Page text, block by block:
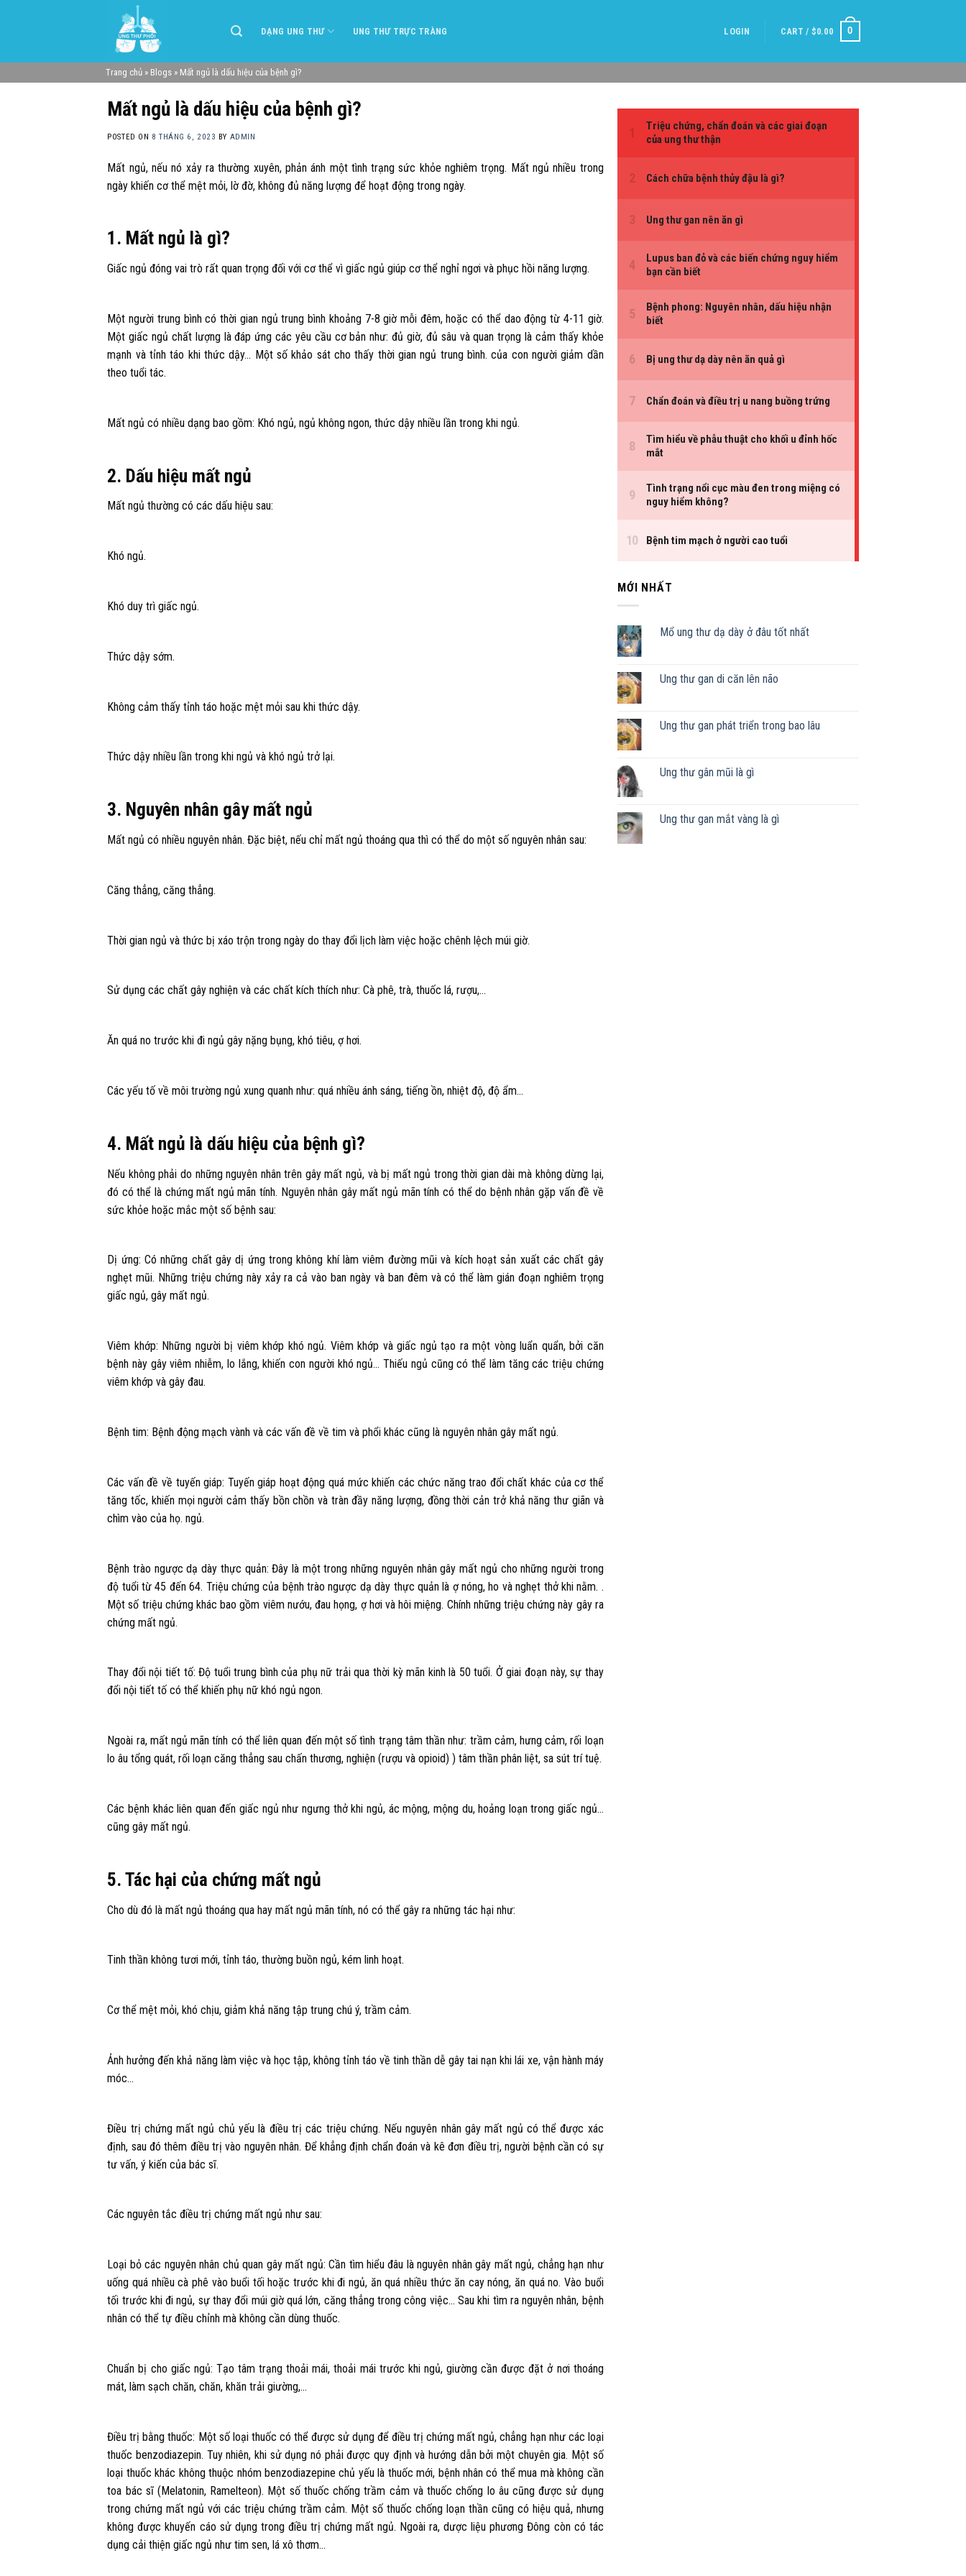
DẠNG UNG THƯ UNG THƯ TRỰC TRÀNG LOGIN CART / $0.00 0
Trang chủ » Blogs » Mất ngủ là dấu hiệu của bệnh gì?
Mất ngủ là dấu hiệu của bệnh gì?
POSTED ON 8 THÁNG 6, 2023 BY ADMIN
Mất ngủ, nếu nó xảy ra thường xuyên, phản ánh một tình trạng sức khỏe nghiêm trọng. Mất ngủ nhiều trong
ngày khiến cơ thể mệt mỏi, lờ đờ, không đủ năng lượng để hoạt động trong ngày.
1. Mất ngủ là gì?
Giấc ngủ đóng vai trò rất quan trọng đối với cơ thể vì giấc ngủ giúp cơ thể nghỉ ngơi và phục hồi năng lượng.
Một người trung bình có thời gian ngủ trung bình khoảng 7-8 giờ mỗi đêm, hoặc có thể dao động từ 4-11 giờ.
Một giấc ngủ chất lượng là đáp ứng các yêu cầu cơ bản như: đủ giờ, đủ sâu và quan trọng là cảm thấy khỏe
mạnh và tỉnh táo khi thức dậy… Một số khảo sát cho thấy thời gian ngủ trung bình. của con người giảm dần
theo tuổi tác.
Mất ngủ có nhiều dạng bao gồm: Khó ngủ, ngủ không ngon, thức dậy nhiều lần trong khi ngủ.
2. Dấu hiệu mất ngủ
Mất ngủ thường có các dấu hiệu sau:
Khó ngủ.
Khó duy trì giấc ngủ.
Thức dậy sớm.
Không cảm thấy tỉnh táo hoặc mệt mỏi sau khi thức dậy.
Thức dậy nhiều lần trong khi ngủ và khó ngủ trở lại.
3. Nguyên nhân gây mất ngủ
Mất ngủ có nhiều nguyên nhân. Đặc biệt, nếu chỉ mất ngủ thoáng qua thì có thể do một số nguyên nhân sau:
Căng thẳng, căng thẳng.
Thời gian ngủ và thức bị xáo trộn trong ngày do thay đổi lịch làm việc hoặc chênh lệch múi giờ.
Sử dụng các chất gây nghiện và các chất kích thích như: Cà phê, trà, thuốc lá, rượu,…
Ăn quá no trước khi đi ngủ gây nặng bụng, khó tiêu, ợ hơi.
Các yếu tố về môi trường ngủ xung quanh như: quá nhiều ánh sáng, tiếng ồn, nhiệt độ, độ ẩm…
4. Mất ngủ là dấu hiệu của bệnh gì?
Nếu không phải do những nguyên nhân trên gây mất ngủ, và bị mất ngủ trong thời gian dài mà không dừng lại,
đó có thể là chứng mất ngủ mãn tính. Nguyên nhân gây mất ngủ mãn tính có thể do bệnh nhân gặp vấn đề về
sức khỏe hoặc mắc một số bệnh sau:
Dị ứng: Có những chất gây dị ứng trong không khí làm viêm đường mũi và kích hoạt sản xuất các chất gây
nghẹt mũi. Những triệu chứng này xảy ra cả vào ban ngày và ban đêm và có thể làm gián đoạn nghiêm trọng
giấc ngủ, gây mất ngủ.
Viêm khớp: Những người bị viêm khớp khó ngủ. Viêm khớp và giấc ngủ tạo ra một vòng luẩn quẩn, bởi căn
bệnh này gây viêm nhiễm, lo lắng, khiến con người khó ngủ… Thiếu ngủ cũng có thể làm tăng các triệu chứng
viêm khớp và gây đau.
Bệnh tim: Bệnh động mạch vành và các vấn đề về tim và phổi khác cũng là nguyên nhân gây mất ngủ.
Các vấn đề về tuyến giáp: Tuyến giáp hoạt động quá mức khiến các chức năng trao đổi chất khác của cơ thể
tăng tốc, khiến mọi người cảm thấy bồn chồn và tràn đầy năng lượng, đồng thời cản trở khả năng thư giãn và
chìm vào của họ. ngủ.
Bệnh trào ngược dạ dày thực quản: Đây là một trong những nguyên nhân gây mất ngủ cho những người trong
độ tuổi từ 45 đến 64. Triệu chứng của bệnh trào ngược dạ dày thực quản là ợ nóng, ho và nghẹt thở khi nằm. .
Một số triệu chứng khác bao gồm viêm nướu, đau họng, ợ hơi và hôi miệng. Chính những triệu chứng này gây ra
chứng mất ngủ.
Thay đổi nội tiết tố: Độ tuổi trung bình của phụ nữ trải qua thời kỳ mãn kinh là 50 tuổi. Ở giai đoạn này, sự thay
đổi nội tiết tố có thể khiến phụ nữ khó ngủ ngon.
Ngoài ra, mất ngủ mãn tính có thể liên quan đến một số tình trạng tâm thần như: trầm cảm, hưng cảm, rối loạn
lo âu tổng quát, rối loạn căng thẳng sau chấn thương, nghiện (rượu và opioid) ) tâm thần phân liệt, sa sút trí tuệ.
Các bệnh khác liên quan đến giấc ngủ như ngưng thở khi ngủ, ác mộng, mộng du, hoảng loạn trong giấc ngủ…
cũng gây mất ngủ.
5. Tác hại của chứng mất ngủ
Cho dù đó là mất ngủ thoáng qua hay mất ngủ mãn tính, nó có thể gây ra những tác hại như:
Tinh thần không tươi mới, tỉnh táo, thường buồn ngủ, kém linh hoạt.
Cơ thể mệt mỏi, khó chịu, giảm khả năng tập trung chú ý, trầm cảm.
Ảnh hưởng đến khả năng làm việc và học tập, không tỉnh táo về tinh thần dễ gây tai nạn khi lái xe, vận hành máy
móc…
Điều trị chứng mất ngủ chủ yếu là điều trị các triệu chứng. Nếu nguyên nhân gây mất ngủ có thể được xác
định, sau đó thêm điều trị vào nguyên nhân. Để khẳng định chẩn đoán và kê đơn điều trị, người bệnh cần có sự
tư vấn, ý kiến của bác sĩ.
Các nguyên tắc điều trị chứng mất ngủ như sau:
Loại bỏ các nguyên nhân chủ quan gây mất ngủ: Cần tìm hiểu đâu là nguyên nhân gây mất ngủ, chẳng hạn như
uống quá nhiều cà phê vào buổi tối hoặc trước khi đi ngủ, ăn quá nhiều thức ăn cay nóng, ăn quá no. Vào buổi
tối trước khi đi ngủ, sự thay đổi múi giờ quá lớn, căng thẳng trong công việc… Sau khi tìm ra nguyên nhân, bệnh
nhân có thể tự điều chỉnh mà không cần dùng thuốc.
Chuẩn bị cho giấc ngủ: Tạo tâm trạng thoải mái, thoải mái trước khi ngủ, giường cần được đặt ở nơi thoáng
mát, làm sạch chăn, chăn, khăn trải giường,…
Điều trị bằng thuốc: Một số loại thuốc có thể được sử dụng để điều trị chứng mất ngủ, chẳng hạn như các loại
thuốc benzodiazepin. Tuy nhiên, khi sử dụng nó phải được quy định và hướng dẫn bởi một chuyên gia. Một số
loại thuốc khác không thuộc nhóm benzodiazepine chủ yếu là thuốc mới, bệnh nhân có thể mua mà không cần
toa bác sĩ (Melatonin, Ramelteon). Một số thuốc chống trầm cảm và thuốc chống lo âu cũng được sử dụng
trong chứng mất ngủ với các triệu chứng trầm cảm. Một số thuốc chống loạn thần cũng có hiệu quả, nhưng
không được khuyến cáo sử dụng trong điều trị chứng mất ngủ. Ngoài ra, dược liệu phương Đông còn có tác
dụng cải thiện giấc ngủ như tim sen, lá xô thơm…
MỚI NHẤT
Mổ ung thư dạ dày ở đâu tốt nhất
Ung thư gan di căn lên não
Ung thư gan phát triển trong bao lâu
Ung thư gân mũi là gì
Ung thư gan mắt vàng là gì